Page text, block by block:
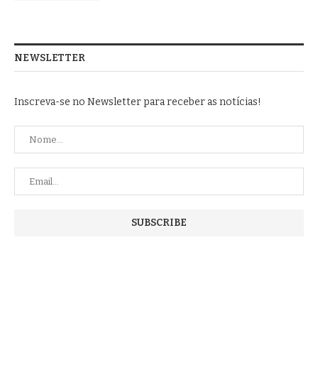
NEWSLETTER
Inscreva-se no Newsletter para receber as notícias!